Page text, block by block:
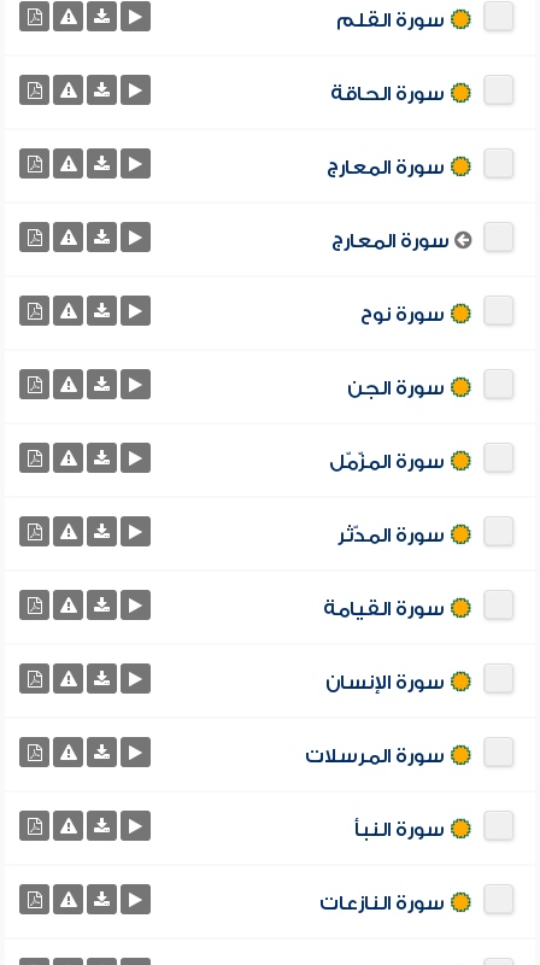
سورة القلم
سورة الحاقة
سورة المعارج
سورة المعارج
سورة نوح
سورة الجن
سورة المزّمّل
سورة المدّثر
سورة القيامة
سورة الإنسان
سورة المرسلات
سورة النبأ
سورة النازعات